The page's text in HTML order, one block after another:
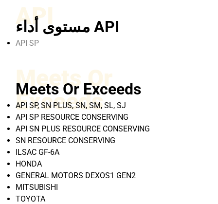
API مستوى أداء API
API SP
Meets Or
Exceeds
Meets Or Exceeds
API SP, SN PLUS, SN, SM, SL, SJ
API SP RESOURCE CONSERVING
API SN PLUS RESOURCE CONSERVING
SN RESOURCE CONSERVING
ILSAC GF-6A
HONDA
GENERAL MOTORS DEXOS1 GEN2
MITSUBISHI
TOYOTA